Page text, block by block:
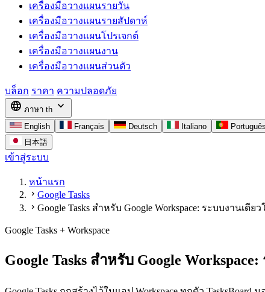
เครื่องมือวางแผนรายวัน
เครื่องมือวางแผนรายสัปดาห์
เครื่องมือวางแผนโปรเจกต์
เครื่องมือวางแผนงาน
เครื่องมือวางแผนส่วนตัว
บล็อก ราคา ความปลอดภัย
language ภาษา th expand_more
English Français Deutsch Italiano Português
日本語
เข้าสู่ระบบ
หน้าแรก
chevron_right Google Tasks
chevron_right Google Tasks สำหรับ Google Workspace: ระบบงานเดีย
Google Tasks + Workspace
Google Tasks สำหรับ Google